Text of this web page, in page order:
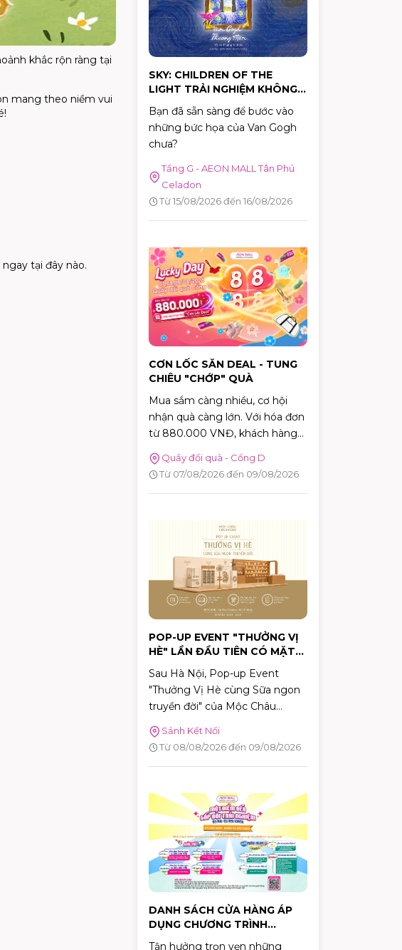
khắc rộn ràng tại
mang theo niềm vui
tại đây nào.
hành động cụ thể.
SKY: CHILDREN OF THE
LIGHT TRẢI NGHIỆM KHÔNG
GIAN NGHỆ THUẬT "VAN
GOGH THƯƠNG MẾN"
Bạn đã sẵn sàng để bước vào
những bức họa của Van Gogh
chưa?
Tầng G - AEON MALL Tân Phú
Celadon
Từ 15/08/2026 đến 16/08/2026
CƠN LỐC SĂN DEAL - TUNG
CHIÊU "CHỚP" QUÀ
Mua sắm càng nhiều, cơ hội
nhận quà càng lớn. Với hóa đơn
từ 880.000 VNĐ, khách hàng
sẽ được tham gia trò chơi "Cơn
Lốc Deal" để thử thách phản xạ,
bắt bóng và nhận ngay những
Quầy đổi quà - Cổng D
Từ 07/08/2026 đến 09/08/2026
POP-UP EVENT "THƯỞNG VỊ
HÈ" LẦN ĐẦU TIÊN CÓ MẶT
TÂN PHÚ CELADON
Sau Hà Nội, Pop-up Event
"Thưởng Vị Hè cùng Sữa ngon
truyền đời" của Mộc Châu
Creamery chính thức dừng
chân tại TP.HCM. Trong hai
ngày 08–09/08/2026, khách
đáo, tham gia nhiều hoạt động
tương tác thú vị và nhận quà
tặng phiên bản giới hạn tại
AEON MALL Tân Phú Celadon.
Sảnh Kết Nối
Từ 08/08/2026 đến 09/08/2026
DANH SÁCH CỬA HÀNG ÁP
DỤNG CHƯƠNG TRÌNH
Tận hưởng trọn vẹn những